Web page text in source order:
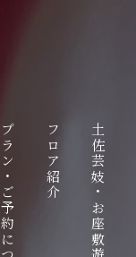
プラン・ご予約について フロア紹介 土佐芸妓・お座敷遊び